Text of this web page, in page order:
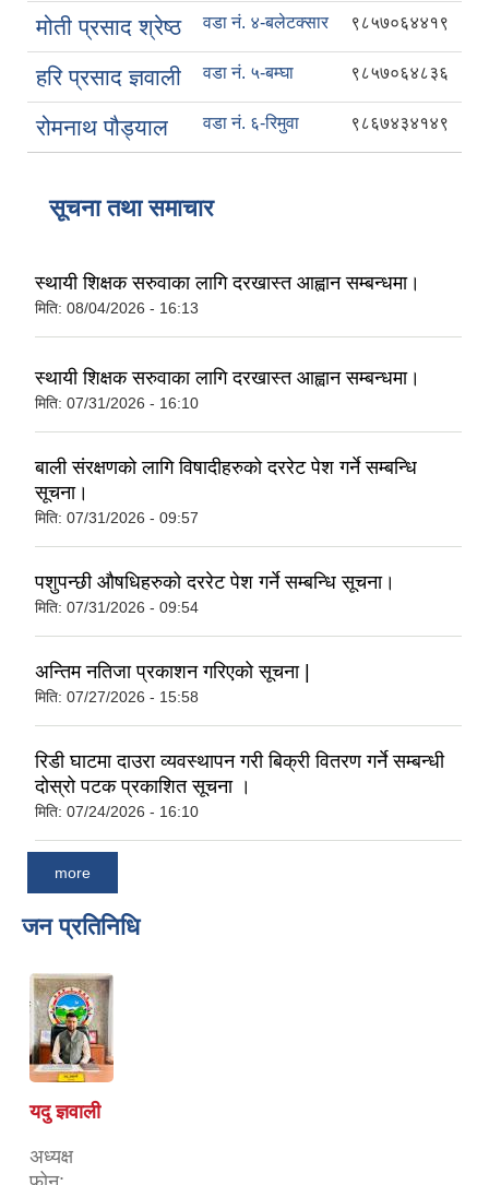
मोती प्रसाद श्रेष्ठ वडा नं. ४-बलेटक्सार ९८५७०६४४१९
हरि प्रसाद ज्ञवाली वडा नं. ५-बम्घा ९८५७०६४८३६
रोमनाथ पौड्याल वडा नं. ६-रिमुवा ९८६७४३४१४९
सूचना तथा समाचार
स्थायी शिक्षक सरुवाका लागि दरखास्त आह्वान सम्बन्धमा।
मिति: 08/04/2026 - 16:13
स्थायी शिक्षक सरुवाका लागि दरखास्त आह्वान सम्बन्धमा।
मिति: 07/31/2026 - 16:10
बाली संरक्षणको लागि विषादीहरुको दररेट पेश गर्ने सम्बन्धि
सूचना।
मिति: 07/31/2026 - 09:57
पशुपन्छी औषधिहरुको दररेट पेश गर्ने सम्बन्धि सूचना।
मिति: 07/31/2026 - 09:54
अन्तिम नतिजा प्रकाशन गरिएको सूचना |
मिति: 07/27/2026 - 15:58
रिडी घाटमा दाउरा व्यवस्थापन गरी बिक्री वितरण गर्ने सम्बन्धी
दोस्रो पटक प्रकाशित सूचना ।
मिति: 07/24/2026 - 16:10
more
जन प्रतिनिधि
यदु ज्ञवाली
अध्यक्ष